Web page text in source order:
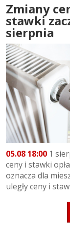
Zmiany
stawki
sierpnia
05.08 18:00 1
ceny i stawki
oznacza dla
uległy ceny i